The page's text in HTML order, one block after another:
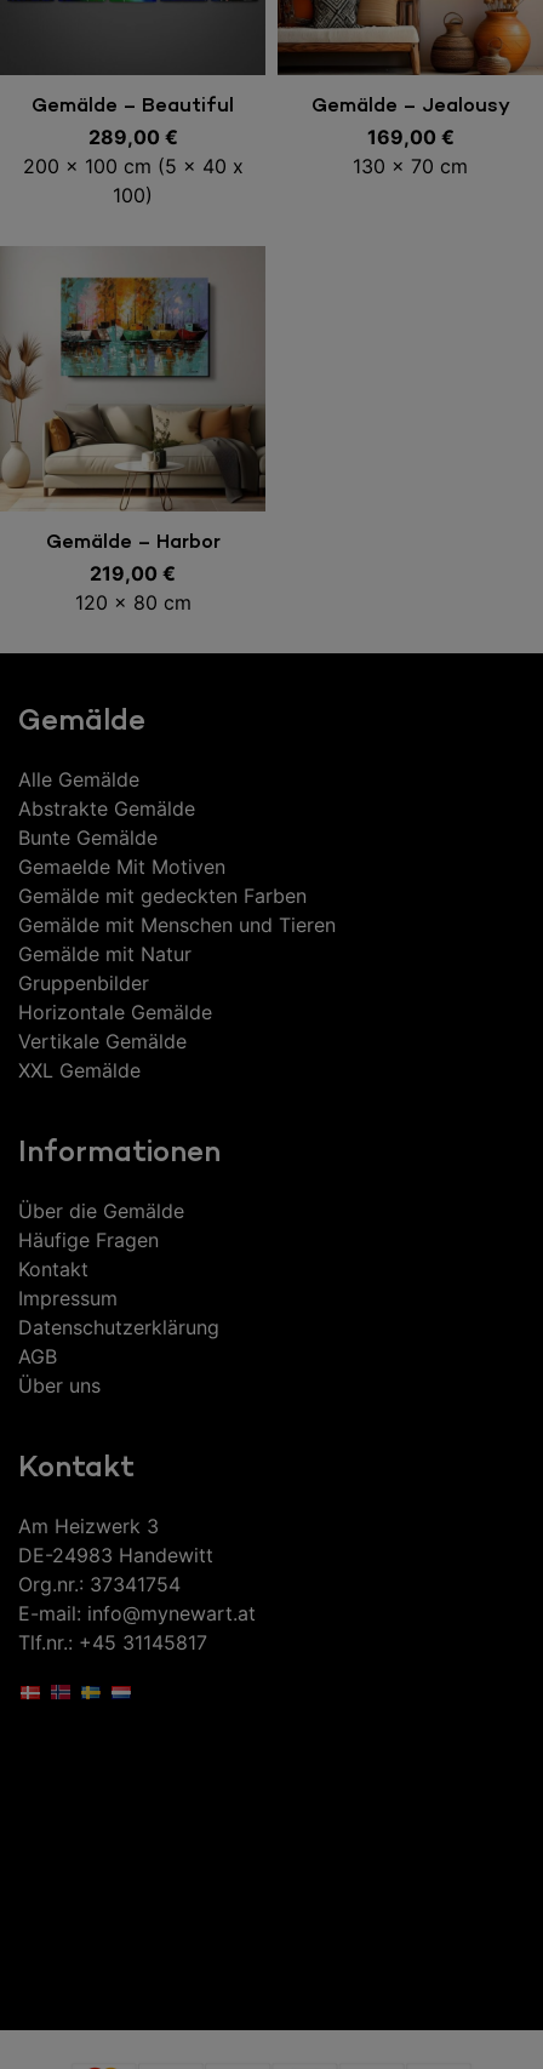
In den Warenkorb
Gemälde – Beautiful
Colours
289,00 €
200 x 100 cm (5 x 40 x
100)
In den Warenkorb
Gemälde – Jealousy
169,00 €
130 x 70 cm
In den Warenkorb
Gemälde – Harbor
219,00 €
120 x 80 cm
Gemälde
Alle Gemälde
Abstrakte Gemälde
Bunte Gemälde
Gemaelde Mit Motiven
Gemälde mit gedeckten Farben
Gemälde mit Menschen und Tieren
Gemälde mit Natur
Gruppenbilder
Horizontale Gemälde
Vertikale Gemälde
XXL Gemälde
Informationen
Über die Gemälde
Häufige Fragen
Kontakt
Impressum
Datenschutzerklärung
AGB
Über uns
Kontakt
Am Heizwerk 3
DE-24983 Handewitt
Org.nr.: 37341754
E-mail: info@mynewart.at
Tlf.nr.: +45 31145817